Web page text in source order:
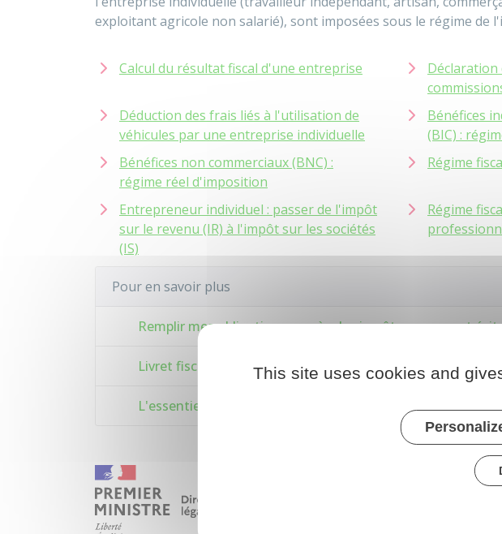
exploitant agricole non salarié), sont imposées sous le régime de
Calcul du résultat fiscal d'une entreprise
Déduction des frais liés à l'utilisation de
véhicules par une entreprise individuelle
Bénéfices
(BIC) :
Bénéfices non commerciaux (BNC) :
régime réel d'imposition
Régime
Entrepreneur individuel : passer de l'impôt
sur le revenu (IR) à l'impôt sur les sociétés
(IS)
Régime
Pour en savoir plus
Remplir mes obligations auprès des impôts : comment
Livret fiscal de la création d'entreprise
L'essentiel sur les bénéfices agricoles
This site uses cookies and